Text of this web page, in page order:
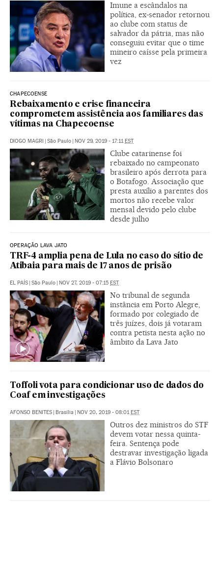
Imune a escândalos na
política, ex-senador retornou
ao clube com status de
salvador da pátria, mas não
conseguiu evitar que o time
mineiro caísse pela primeira
vez
CHAPECOENSE
Rebaixamento e crise financeira
comprometem assistência aos familiares das
vítimas na Chapecoense
DIOGO MAGRI São Paulo NOV 29, 2019 - 17:11 EST
Clube catarinense foi
rebaixado no campeonato
brasileiro após derrota para
o Botafogo. Associação que
presta auxílio a parentes dos
mortos não recebe valor
mensal devido pelo clube
desde julho
OPERAÇÃO LAVA JATO
TRF-4 amplia pena de Lula no caso do sítio de
Atibaia para mais de 17 anos de prisão
EL PAÍS São Paulo NOV 27, 2019 - 07:15 EST
No tribunal de segunda
instância em Porto Alegre,
formado por colegiado de
três juízes, dois já votaram
contra petista nesta ação no
âmbito da Lava Jato
Toffoli vota para condicionar uso de dados do
Coaf em investigações
AFONSO BENITES | Brasília | NOV 20, 2019 - 08:01EST
Outros dez ministros do STF
devem votar nessa quinta-
feira. Sentença pode
destravar investigação ligada
a Flávio Bolsonaro